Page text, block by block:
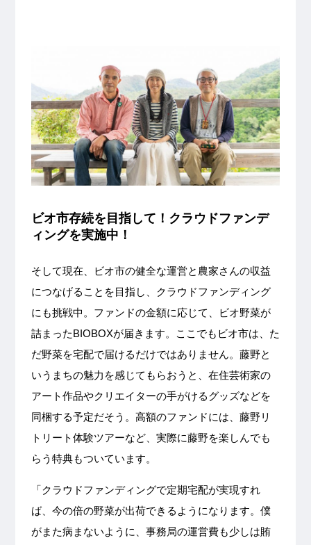
ビオ市存続を目指して！クラウドファンデ
ィングを実施中！
そして現在、ビオ市の健全な運営と農家さんの収益
につなげることを目指し、クラウドファンディング
にも挑戦中。ファンドの金額に応じて、ビオ野菜が
詰まったBIOBOXが届きます。ここでもビオ市は、た
だ野菜を宅配で届けるだけではありません。藤野と
いうまちの魅力を感じてもらおうと、在住芸術家の
アート作品やクリエイターの手がけるグッズなどを
同梱する予定だそう。高額のファンドには、藤野リ
トリート体験ツアーなど、実際に藤野を楽しんでも
らう特典もついています。
「クラウドファンディングで定期宅配が実現すれ
ば、今の倍の野菜が出荷できるようになります。僕
がまた病まないように、事務局の運営費も少しは賄